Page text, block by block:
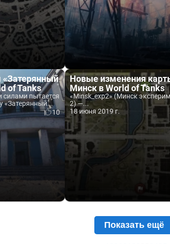
of Tanks
силами пытается
«Затерянный...
10
Новые изменения
Минск в World of Tanks
«Minsk_exp2» (Минск
2) —...
18 июня 2019 г.
Показать ещё